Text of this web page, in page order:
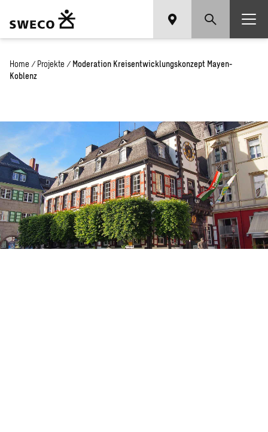
Home / Projekte / Moderation Kreisentwicklungskonzept Mayen-
Koblenz